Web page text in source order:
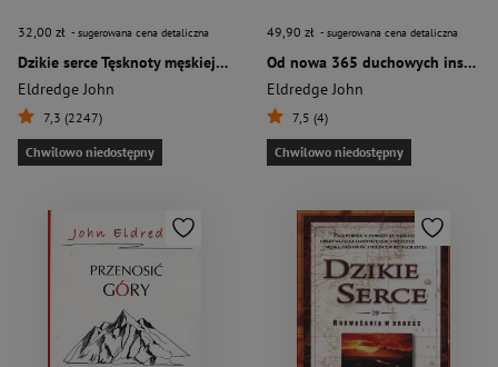
32,00 zł - sugerowana cena detaliczna
Dzikie serce Tęsknoty męskiej duszy
Eldredge John
7,3 (2247)
Chwilowo niedostępny
49,90 zł - sugerowana cena detaliczna
Od nowa 365 duchowych inspiracji na każdy dzień roku
Eldredge John
7,5 (4)
Chwilowo niedostępny